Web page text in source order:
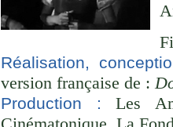
Réalisation,
version française de :
Production :
Les